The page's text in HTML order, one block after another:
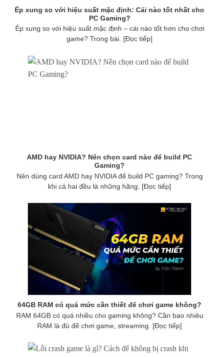
Ép xung so với hiệu suất mặc định: Cái nào tốt nhất cho
PC Gaming?
Ép xung so với hiệu suất mặc định – cái nào tốt hơn cho chơi
game? Trong bài. [Đọc tiếp]
AMD hay NVIDIA? Nên chọn card nào để build PC
Gaming?
Nên dùng card AMD hay NVIDIA để build PC gaming? Trong
khi cả hai đều là những hãng. [Đọc tiếp]
64GB RAM có quá mức cần thiết để chơi game không?
RAM 64GB có quá nhiều cho gaming không? Cần bao nhiêu
RAM là đủ để chơi game, streaming. [Đọc tiếp]